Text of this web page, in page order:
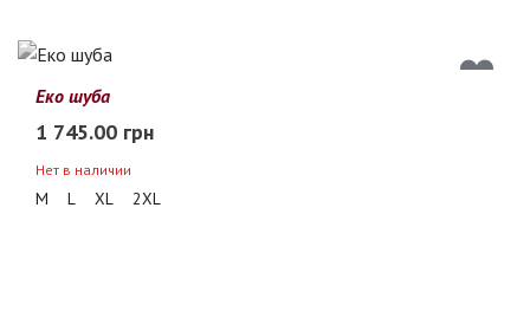
Еко шуба
1 745.00 грн
Нет в наличии
M L XL 2XL